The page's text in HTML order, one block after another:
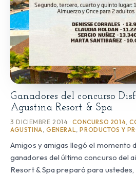
Ganadores del concurso
Agustina Resort & Spa
3 DICIEMBRE 2014 ·CONCURSO 2014,
AGUSTINA,GENERAL,PRODUCTOS Y
Amigos y amigas llegó el momento
ganadores del último concurso del
Resort & Spa preparó para